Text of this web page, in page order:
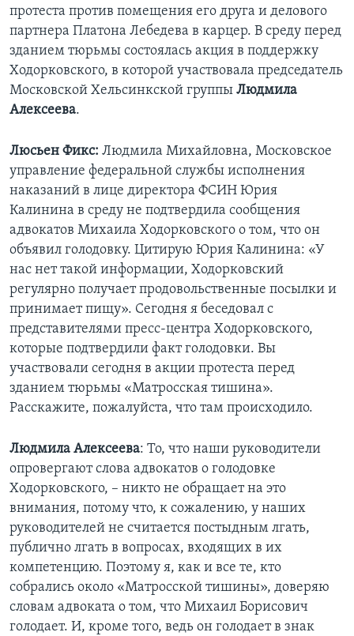
ДЕТАЛИ
НЬЮ-ЙОРК NEW YORK
АМЕРИКА. БОЛЬШОЕ ПУТЕШЕСТВИЕ
АМЕРИКАНСКИЕ ГОРОДКИ
ТЕСТЫ
УЧИМ АНГЛИЙСКИЙ
ВИДЕО
ПОДПИСКА НА НОВОСТИ
Learning English
СОЦИАЛЬНЫЕ СЕТИ
Языки
протеста против помещения его друга и делового
партнера Платона Лебедева в карцер. В среду перед
зданием тюрьмы состоялась акция в поддержку
Ходорковского, в которой участвовала председатель
Московской Хельсинкской группы Людмила
Алексеева.
Люсьен Фикс: Людмила Михайловна, Московское
управление федеральной службы исполнения
наказаний в лице директора ФСИН Юрия
Калинина в среду не подтвердила сообщения
адвокатов Михаила Ходорковского о том, что он
объявил голодовку. Цитирую Юрия Калинина: «У
нас нет такой информации, Ходорковский
регулярно получает продовольственные посылки и
принимает пищу». Сегодня я беседовал с
представителями пресс-центра Ходорковского,
которые подтвердили факт голодовки. Вы
участвовали сегодня в акции протеста перед
зданием тюрьмы «Матросская тишина».
Расскажите, пожалуйста, что там происходило.
Людмила Алексеева: То, что наши руководители
опровергают слова адвокатов о голодовке
Ходорковского, – никто не обращает на это
внимания, потому что, к сожалению, у наших
руководителей не считается постыдным лгать,
публично лгать в вопросах, входящих в их
компетенцию. Поэтому я, как и все те, кто
собрались около «Матросской тишины», доверяю
словам адвоката о том, что Михаил Борисович
голодает. И, кроме того, ведь он голодает в знак